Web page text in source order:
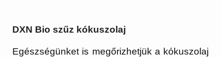
DXN Bio szűz kókuszolaj
Egészségünket is megőrizhetjük a kókuszolaj